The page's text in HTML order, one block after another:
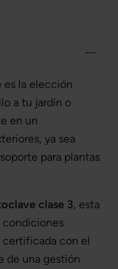
es la elección
a tu jardín o
en un
ya sea
para plantas
clase 3, esta
condiciones
certificada con el
de una gestión